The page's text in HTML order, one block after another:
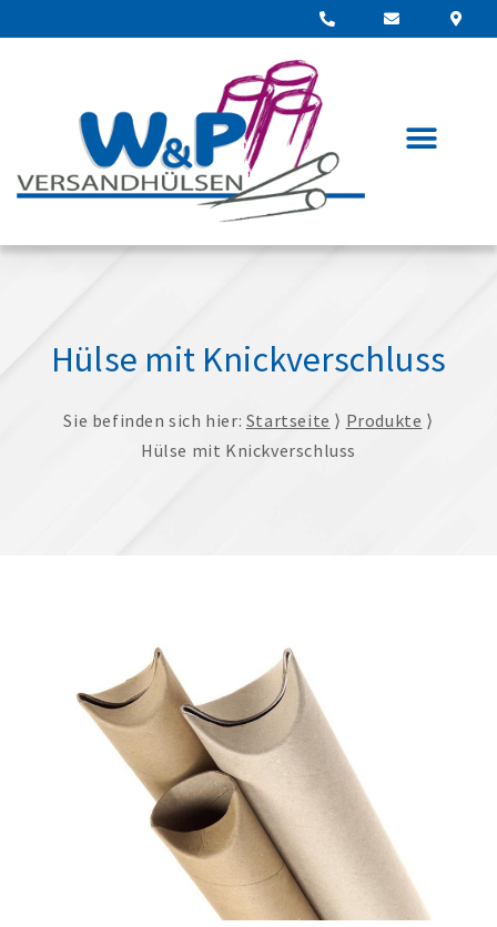
Hülse mit Knickverschluss
Sie befinden sich hier: Startseite ⟩ Produkte ⟩
Hülse mit Knickverschluss